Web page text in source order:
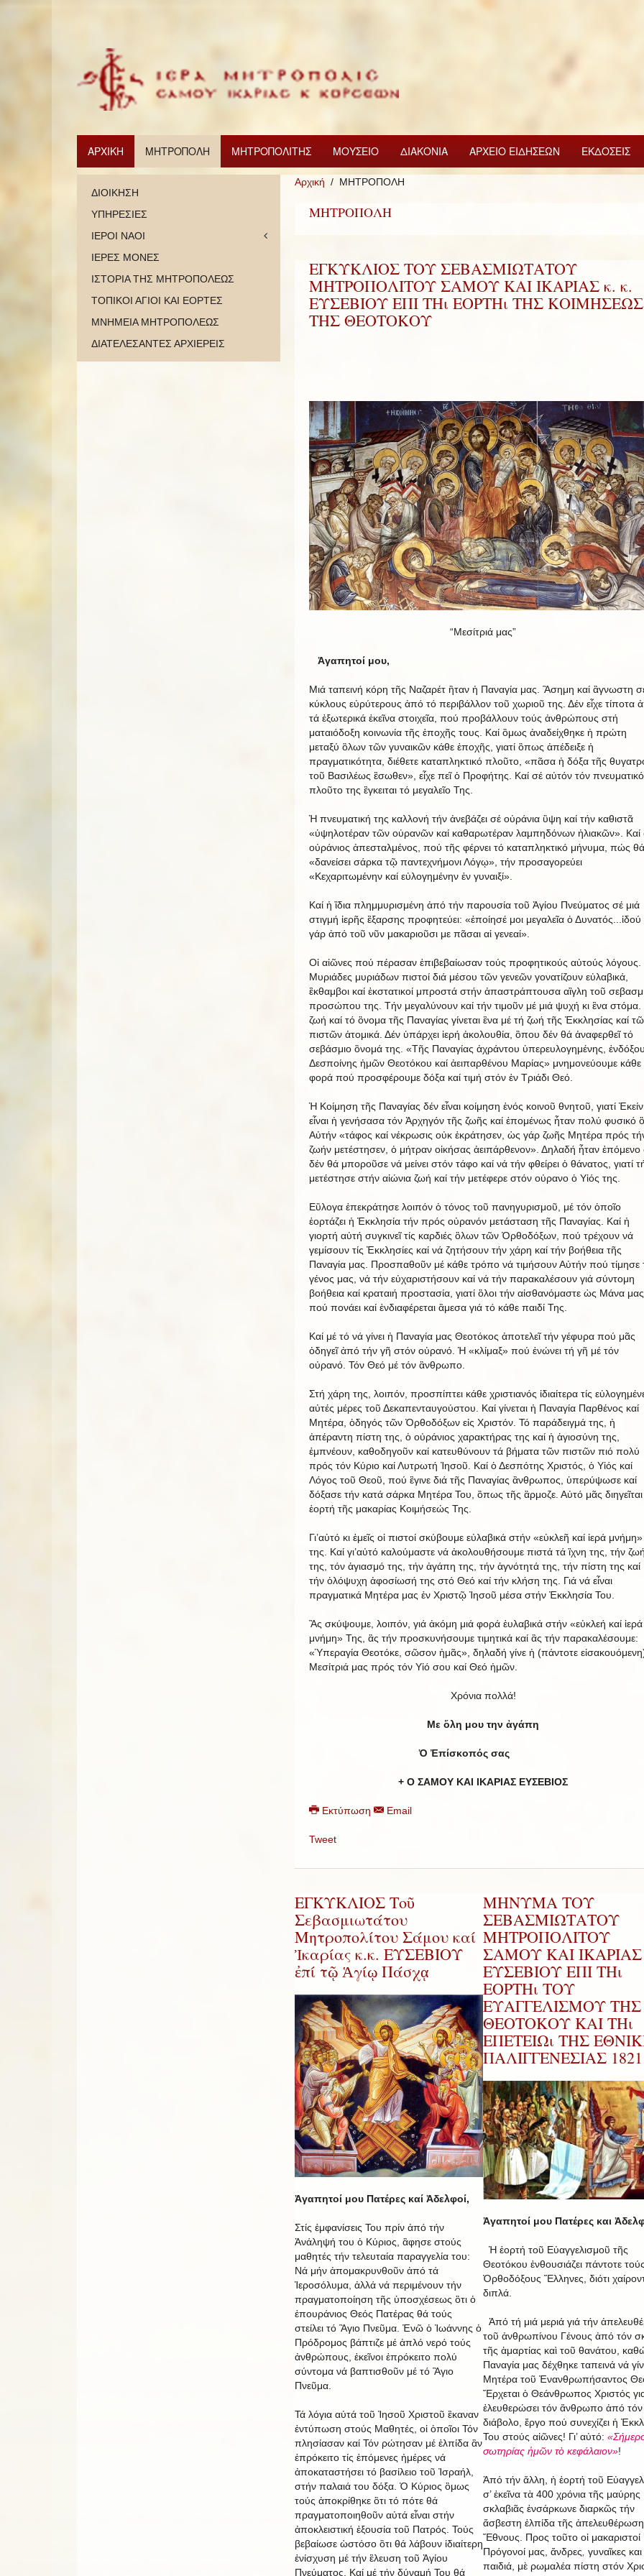
ΑΡΧΙΚΗ ΜΗΤΡΟΠΟΛΗ ΜΗΤΡΟΠΟΛΙΤΗΣ ΜΟΥΣΕΙΟ ΔΙΑΚΟΝΙΑ ΑΡΧΕΙΟ ΕΙΔΗΣΕΩΝ ΕΚΔΟΣΕΙΣ
Αρχική ΜΗΤΡΟΠΟΛΗ
ΜΗΤΡΟΠΟΛΗ
ΕΓΚΥΚΛΙΟΣ ΤΟΥ ΣΕΒΑΣΜΙΩΤΑΤΟΥ
ΜΗΤΡΟΠΟΛΙΤΟΥ ΣΑΜΟΥ ΚΑΙ ΙΚΑΡΙΑΣ κ. κ.
ΕΥΣΕΒΙΟΥ ΕΠΙ ΤΗι ΕΟΡΤΗι ΤΗΣ ΚΟΙΜΗΣΕΩΣ
ΤΗΣ ΘΕΟΤΟΚΟΥ
“Μεσίτριά μας”
Ἀγαπητοί μου,
Μιά ταπεινή κόρη τῆς Ναζαρέτ ἢταν ἡ Παναγία μας. Ἂσημη καί ἂγνωστη
κύκλους εὐρύτερους ἀπό τό περιβάλλον τοῦ χωριοῦ της. Δέν εἶχε τίποτα
τά ἐξωτερικά ἐκεῖνα στοιχεῖα, πού προβάλλουν τούς ἀνθρώπους στή
ματαιόδοξη κοινωνία τῆς ἐποχῆς τους. Καί ὃμως ἀναδείχθηκε ἡ πρώτη
μεταξύ ὃλων τῶν γυναικῶν κάθε ἐποχῆς, γιατί ὃπως ἀπέδειξε ἡ
πραγματικότητα, διέθετε καταπληκτικό πλοῦτο, «πᾶσα ἡ δόξα τῆς
τοῦ Βασιλέως ἒσωθεν», εἶχε πεῖ ὁ Προφήτης. Καί σέ αὐτόν τόν πνευματικό
πλοῦτο της ἒγκειται τό μεγαλεῖο Της.
Ἡ πνευματική της καλλονή τήν ἀνεβάζει σέ οὐράνια ὓψη καί τήν καθιστᾶ
«ὑψηλοτέραν τῶν οὐρανῶν καί καθαρωτέραν λαμπηδόνων ἡλιακῶν». Καί
οὐράνιος ἀπεσταλμένος, πού τῆς φέρνει τό καταπληκτικό μήνυμα, πώς θά
«δανείσει σάρκα τῷ παντεχνήμονι Λόγῳ», τήν προσαγορεύει
«Κεχαριτωμένην καί εὐλογημένην ἐν γυναιξί».
Καί ἡ ἲδια πλημμυρισμένη ἀπό τήν παρουσία τοῦ Ἁγίου Πνεύματος σέ μιά
στιγμή ἱερῆς ἒξαρσης προφητεύει: «ἐποίησέ μοι μεγαλεῖα ὁ Δυνατός...ἰδού
γάρ ἀπό τοῦ νῦν μακαριοῦσι με πᾶσαι αἱ γενεαί».
Οἱ αἰῶνες πού πέρασαν ἐπιβεβαίωσαν τούς προφητικούς αὐτούς λόγους.
Μυριάδες μυριάδων πιστοί διά μέσου τῶν γενεῶν γονατίζουν εὐλαβικά,
ἒκθαμβοι καί ἐκστατικοί μπροστά στήν ἀπαστράπτουσα αἲγλη τοῦ
προσώπου της. Τήν μεγαλύνουν καί τήν τιμοῦν μέ μιά ψυχή κι ἓνα
ζωή καί τό ὂνομα τῆς Παναγίας γίνεται ἓνα μέ τή ζωή τῆς Ἐκκλησίας καί
πιστῶν ἀτομικά. Δέν ὑπάρχει ἱερή ἀκολουθία, ὃπου δέν θά ἀναφερθεῖ τό
σεβάσμιο ὂνομά της. «Τῆς Παναγίας ἀχράντου ὑπερευλογημένης,
Δεσποίνης ἡμῶν Θεοτόκου καί ἀειπαρθένου Μαρίας» μνημονεύουμε κάθε
φορά πού προσφέρουμε δόξα καί τιμή στόν ἐν Τριάδι Θεό.
Ἡ Κοίμηση τῆς Παναγίας δέν εἶναι κοίμηση ἑνός κοινοῦ θνητοῦ, γιατί
εἶναι ἡ γενήσασα τόν Ἀρχηγόν τῆς ζωῆς καί ἐπομένως ἦταν πολύ φυσικό
Αὐτήν «τάφος καί νέκρωσις οὐκ ἐκράτησεν, ὡς γάρ ζωῆς Μητέρα πρός
ζωήν μετέστησεν, ὁ μήτραν οἰκήσας ἀειπάρθενον». Δηλαδή ἦταν ἐπόμενο
δέν θά μποροῦσε νά μείνει στόν τάφο καί νά τήν φθείρει ὁ θάνατος, γιατί
μετέστησε στήν αἰώνια ζωή καί τήν μετέφερε στόν οὐρανο ὁ Υἱός της.
Εὒλογα ἐπεκράτησε λοιπόν ὁ τόνος τοῦ πανηγυρισμοῦ, μέ τόν ὁποῖο
ἑορτάζει ἡ Ἐκκλησία τήν πρός οὐρανόν μετάσταση τῆς Παναγίας. Καί ἡ
γιορτή αὐτή συγκινεῖ τίς καρδιές ὃλων τῶν Ὀρθοδόξων, πού τρέχουν νά
γεμίσουν τίς Ἐκκλησίες καί νά ζητήσουν τήν χάρη καί τήν βοήθεια τῆς
Παναγία μας. Προσπαθοῦν μέ κάθε τρόπο νά τιμήσουν Αὐτήν πού τίμησε
γένος μας, νά τήν εὐχαριστήσουν καί νά τήν παρακαλέσουν γιά σύντομη
βοήθεια καί κραταιή προστασία, γιατί ὃλοι τήν αἰσθανόμαστε ὡς Μάνα
πού πονάει καί ἐνδιαφέρεται ἂμεσα γιά τό κάθε παιδί Της.
Καί μέ τό νά γίνει ἡ Παναγία μας Θεοτόκος ἀποτελεῖ τήν γέφυρα πού μᾶς
ὁδηγεῖ ἀπό τήν γῆ στόν οὐρανό. Ἡ «κλίμαξ» πού ἐνώνει τή γῆ μέ τόν
οὐρανό. Τόν Θεό μέ τόν ἂνθρωπο.
Στή χάρη της, λοιπόν, προσπίπτει κάθε χριστιανός ἰδιαίτερα τίς
αὐτές μέρες τοῦ Δεκαπενταυγούστου. Καί γίνεται ἡ Παναγία Παρθένος καί
Μητέρα, ὁδηγός τῶν Ὀρθοδόξων εἰς Χριστόν. Τό παράδειγμά της, ἡ
ἀπέραντη πίστη της, ὁ οὐράνιος χαρακτήρας της καί ἡ ἁγιοσύνη της,
ἐμπνέουν, καθοδηγοῦν καί κατευθύνουν τά βήματα τῶν πιστῶν πιό πολύ
πρός τόν Κύριο καί Λυτρωτή Ἰησοῦ. Καί ὁ Δεσπότης Χριστός, ὁ Υἱός καί
Λόγος τοῦ Θεοῦ, πού ἒγινε διά τῆς Παναγίας ἂνθρωπος, ὑπερύψωσε καί
δόξασε τήν κατά σάρκα Μητέρα Του, ὃπως τῆς ἃρμοζε. Αὐτό μᾶς
ἑορτή τῆς μακαρίας Κοιμήσεώς Της.
Γι’αὐτό κι ἐμεῖς οἱ πιστοί σκύβουμε εὐλαβικά στήν «εὐκλεῆ καί ἱερά μνήμη»
της. Καί γι’αὐτό καλούμαστε νά ἀκολουθήσουμε πιστά τά ἲχνη της, τήν
της, τόν ἁγιασμό της, τήν ἀγάπη της, τήν ἁγνότητά της, τήν πίστη της καί
τήν ὁλόψυχη ἀφοσίωσή της στό Θεό καί τήν κλήση της. Γιά νά εἶναι
πραγματικά Μητέρα μας ἐν Χριστῷ Ἰησοῦ μέσα στήν Ἐκκλησία Του.
Ἂς σκύψουμε, λοιπόν, γιά ἀκόμη μιά φορά ἐυλαβικά στήν «εὐκλεή καί ἱερά
μνήμη» Της, ἂς τήν προσκυνήσουμε τιμητικά καί ἂς τήν παρακαλέσουμε:
«Ὑπεραγία Θεοτόκε, σῶσον ἡμᾶς», δηλαδή γίνε ἡ (πάντοτε
Μεσίτριά μας πρός τόν Υἱό σου καί Θεό ἡμῶν.
Χρόνια πολλά!
Με ὅλη μου την ἀγάπη
Ὁ Ἐπίσκοπός σας
+ Ο ΣΑΜΟΥ ΚΑΙ ΙΚΑΡΙΑΣ ΕΥΣΕΒΙΟΣ
Εκτύπωση Email
Tweet
ΕΓΚΥΚΛΙΟΣ Τοῦ
Σεβασμιωτάτου
Μητροπολίτου Σάμου καί
Ἰκαρίας κ.κ. ΕΥΣΕΒΙΟΥ
ἐπί τῷ Ἁγίῳ Πάσχᾳ
Ἀγαπητοί μου Πατέρες καί Ἀδελφοί,
Στίς ἐμφανίσεις Του πρίν ἀπό τήν
Ἀνάληψή του ὁ Κύριος, ἂφησε στούς
μαθητές τήν τελευταία παραγγελία του:
Νά μήν ἀπομακρυνθοῦν ἀπό τά
Ἱεροσόλυμα, ἀλλά νά περιμένουν τήν
πραγματοποίηση τῆς ὑποσχέσεως ὃτι ὁ
ἐπουράνιος Θεός Πατέρας θά τούς
στείλει τό Ἃγιο Πνεῦμα. Ἐνῶ ὁ Ἰωάννης ὁ
Πρόδρομος βάπτιζε μέ ἀπλό νερό τούς
ἀνθρώπους, ἐκεῖνοι ἐπρόκειτο πολύ
σύντομα νά βαπτισθοῦν μέ τό Ἃγιο
Πνεῦμα.
Τά λόγια αὐτά τοῦ Ἰησοῦ Χριστοῦ ἒκαναν
ἐντύπωση στούς Μαθητές, οἱ ὁποῖοι Τόν
πλησίασαν καί Τόν ρώτησαν μέ ἐλπίδα ἂν
ἐπρόκειτο τίς ἐπόμενες ἡμέρες νά
ἀποκαταστήσει τό βασίλειο τοῦ Ἰσραήλ,
στήν παλαιά του δόξα. Ὁ Κύριος ὃμως
τούς ἀποκρίθηκε ὃτι τό πότε θά
πραγματοποιηθοῦν αὐτά εἶναι στήν
ἀποκλειστική ἐξουσία τοῦ Πατρός. Τούς
βεβαίωσε ὡστόσο ὃτι θά λάβουν ἰδιαίτερη
ἐνίσχυση μέ τήν ἒλευση τοῦ Ἁγίου
Πνεύματος. Καί μέ τήν δύναμή Του θά
ΜΗΝΥΜΑ ΤΟΥ
ΣΕΒΑΣΜΙΩΤΑΤΟΥ
ΜΗΤΡΟΠΟΛΙΤΟΥ
ΣΑΜΟΥ ΚΑΙ ΙΚΑΡΙΑΣ
ΕΥΣΕΒΙΟΥ ΕΠΙ ΤΗι
ΕΟΡΤΗι ΤΟΥ
ΕΥΑΓΓΕΛΙΣΜΟΥ ΤΗΣ
ΘΕΟΤΟΚΟΥ ΚΑΙ ΤΗι
ΕΠΕΤΕΙΩι ΤΗΣ
ΠΑΛΙΓΓΕΝΕΣΙΑΣ 1821
Ἀγαπητοί μου Πατέρες και
Ἡ ἑορτή τοῦ Εὐαγγελισμοῦ τῆς
Θεοτόκου ἐνθουσιάζει πάντοτε
Ὀρθοδόξους Ἕλληνες, διότι
διπλά.
Ἀπό τή μιά μεριά γιά τήν
τοῦ ἀνθρωπίνου Γένους ἀπό τόν
τῆς ἁμαρτίας καὶ τοῦ θανάτου,
Παναγία μας δέχθηκε ταπεινά νά
Μητέρα τοῦ Ἐνανθρωπήσαντος
Ἔρχεται ὁ Θεάνθρωπος Χριστός
ἐλευθερώσει τόν ἄνθρωπο ἀπό τόν
διάβολο, ἔργο πού συνεχίζει ἡ
Του στούς αἰῶνες! Γι’ αὐτό:
σωτηρίας ἡμῶν τὸ κεφάλαιον»!
Ἀπό τήν ἄλλη, ἡ ἑορτή τοῦ
σ’ ἐκεῖνα τὰ 400 χρόνια τῆς μαύρης
σκλαβιᾶς ἐνσάρκωνε διαρκῶς τήν
ἄσβεστη ἐλπίδα τῆς
Ἔθνους. Προς τοῦτο οἱ μακαριστοί
Πρόγονοί μας, ἄνδρες γυναῖκες και
παιδιά, μὲ ρωμαλέα πίστη στόν
ΔΙΟΙΚΗΣΗ
ΥΠΗΡΕΣΙΕΣ
ΙΕΡΟΙ ΝΑΟΙ
ΙΕΡΕΣ ΜΟΝΕΣ
ΙΣΤΟΡΙΑ ΤΗΣ ΜΗΤΡΟΠΟΛΕΩΣ
ΤΟΠΙΚΟΙ ΑΓΙΟΙ ΚΑΙ ΕΟΡΤΕΣ
ΜΝΗΜΕΙΑ ΜΗΤΡΟΠΟΛΕΩΣ
ΔΙΑΤΕΛΕΣΑΝΤΕΣ ΑΡΧΙΕΡΕΙΣ